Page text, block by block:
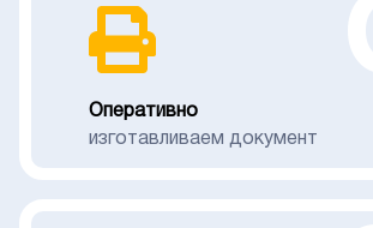
Оперативно
изготавливаем документ